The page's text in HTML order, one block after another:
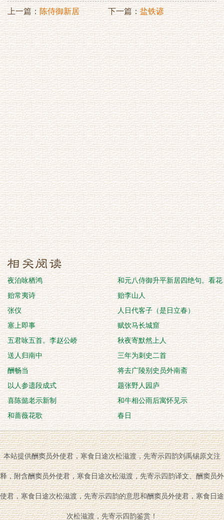
上一篇：陈侍御新居 下一篇：盐铁谚
夜泊咏栖鸿
和元八侍御升平新居四绝句。看花
屋
贻常夷诗
贻李山人
张仪
人日代客子（是日立春）
塞上即事
赋饮马长城窟
五君咏五首。李赵公峤
秋夜寄默然上人
送人归南中
三年为刺史二首
酬畅当
将去广陵别史员外南斋
以人参遗段成式
题张野人园庐
喜陈懿老示新制
和牛相公雨后寓怀见示
和蔷薇花歌
春日
本站提供酬窦员外使君，寒食日途次松滋渡，先寄示四韵刘禹锡原文注
释，附含酬窦员外使君，寒食日途次松滋渡，先寄示四韵译文、酬窦员外
使君，寒食日途次松滋渡，先寄示四韵的意思和酬窦员外使君，寒食日途
次松滋渡，先寄示四韵鉴赏！